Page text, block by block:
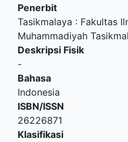
Penerbit
Tasikmalaya : Fakultas
Muhammadiyah
Deskripsi Fisik
-
Bahasa
Indonesia
ISBN/ISSN
26226871
Klasifikasi